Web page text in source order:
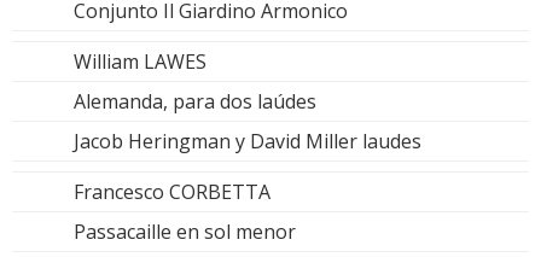
Conjunto Il Giardino Armonico
William LAWES
Alemanda, para dos laúdes
Jacob Heringman y David Miller laudes
Francesco CORBETTA
Passacaille en sol menor